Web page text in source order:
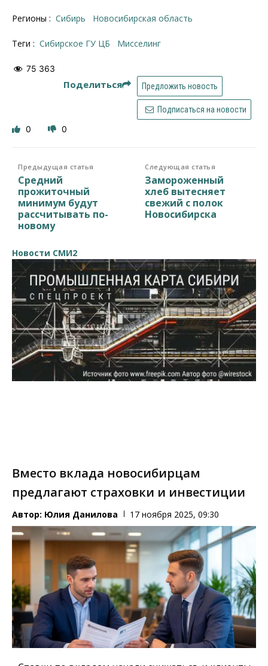
Регионы : Сибирь Новосибирская область
Теги : Сибирское ГУ ЦБ мисселинг
75 363
Поделиться Предложить новость
Подписаться на новости
0 0
Предыдущая статья
Средний
прожиточный
минимум будут
рассчитывать по-
новому
Следующая статья
Замороженный
хлеб вытесняет
свежий с полок
Новосибирска
Новости СМИ2
Вместо вклада новосибирцам
предлагают страховки и инвестиции
Автор: Юлия Данилова 17 ноября 2025, 09:30